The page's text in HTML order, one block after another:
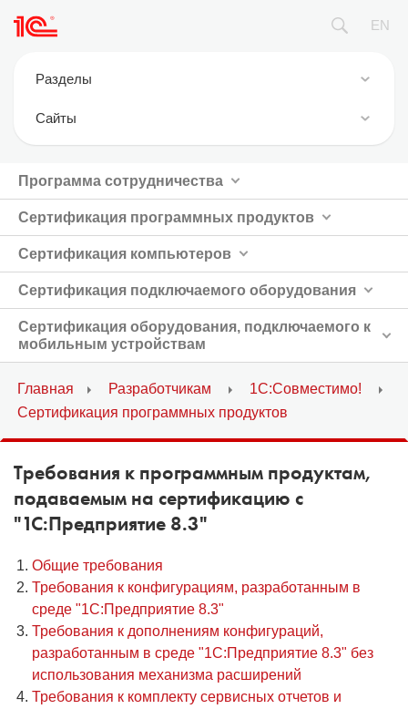
EN
Разделы
Новости
Фирма 1С
Продукция
Где купить
1С:Совместимо
Официальная поддержка
Партнерам
Cайты
ИТС.1C.ru
БУХ.1С
1С:Консалтинг
1Софт
1С Отраслевые решения
1С Интерес
1С:Образование
Образовательные программы
1С:Игры
Программа сотрудничества
Сертификация программных продуктов
Сертификация компьютеров
Сертификация подключаемого оборудования
Сертификация оборудования, подключаемого к
мобильным устройствам
Главная Разработчикам
1C:Совместимо!
Сертификация программных продуктов
Требования к программным продуктам,
подаваемым на сертификацию с
"1С:Предприятие 8.3"
Общие требования
Требования к конфигурациям, разработанным в
среде "1С:Предприятие 8.3"
Требования к дополнениям конфигураций,
разработанным в среде "1С:Предприятие 8.3" без
использования механизма расширений
Требования к комплекту сервисных отчетов и